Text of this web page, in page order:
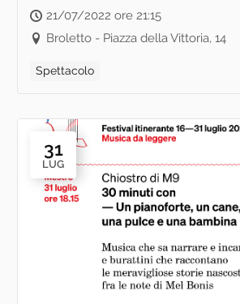
“TINOTINO TINOTINA
TINOTINTINTIN”
21/07/2022 ore 21:15
Broletto - Piazza della Vittoria, 14
Spettacolo
31
LUG